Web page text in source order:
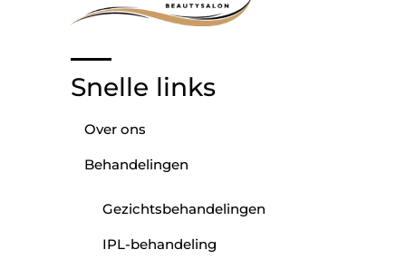
Snelle links
Over ons
Behandelingen
Gezichtsbehandelingen
IPL-behandeling